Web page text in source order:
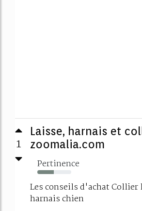
1
Laisse, harnais et
zoomalia.com
Pertinence
48%
Les conseils d'achat Collier
harnais chien